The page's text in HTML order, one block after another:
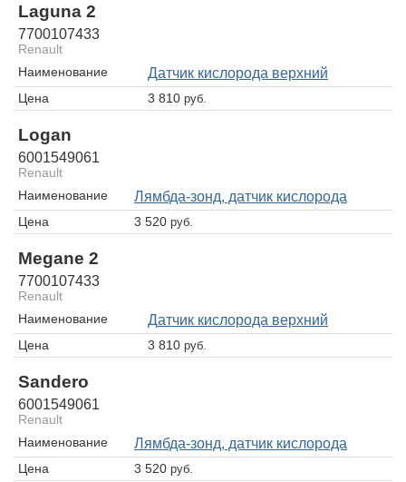
Laguna 2
7700107433
Renault
Наименование
датчик кислорода верхний
Цена 3 810 руб.
Logan
6001549061
Renault
Наименование
лямбда-зонд, датчик кислорода
Цена 3 520 руб.
Megane 2
7700107433
Renault
Наименование
датчик кислорода верхний
Цена 3 810 руб.
Sandero
6001549061
Renault
Наименование
лямбда-зонд, датчик кислорода
Цена 3 520 руб.